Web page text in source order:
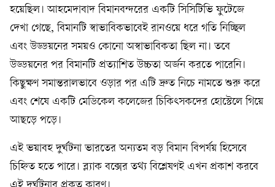
হয়েছিল। আহমেদাবাদ বিমানবন্দরের একটি সিসিটিভি ফুটেজে
দেখা গেছে, বিমানটি স্বাভাবিকভাবেই রানওয়ে ধরে গতি নিচ্ছিল
এবং উড্ডয়নের সময়ও কোনো অস্বাভাবিকতা ছিল না। তবে
উড্ডয়নের পর বিমানটি প্রত্যাশিত উচ্চতা অর্জন করতে পারেনি।
কিছুক্ষণ সমান্তরালভাবে ওড়ার পর এটি দ্রুত নিচে নামতে শুরু করে
এবং শেষে একটি মেডিকেল কলেজের চিকিৎসকদের হোস্টেলে গিয়ে
আছড়ে পড়ে।
এই ভয়াবহ দুর্ঘটনা ভারতের অন্যতম বড় বিমান বিপর্যয় হিসেবে
চিহ্নিত হতে পারে। ব্ল্যাক বক্সের তথ্য বিশ্লেষণই এখন প্রকাশ করবে